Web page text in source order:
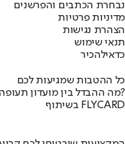
נבחרת הכתבים והפרשנים
מדיניות פרטיות
הצהרת נגישות
תנאי שימוש
כדאילהכיר
כל ההטבות שמגיעות לכם
מה ההבדל בין מועדון תעופה וכרטיס אשראי?
בשיתוף FLYCARD